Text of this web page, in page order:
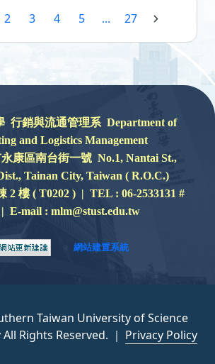
2 3 4 5 ... 27
行銷與流通管理系 Department of
and Logistics Management
永康區南台街一號 No.1, Nantai St.,
Tainan City, Taiwan ( R.O.C.)
2 樓 ( T0202 ) | TEL : 06-2533131 #
E-mail : mlm@stust.edu.tw
網站建置系統
Taiwan University of Science
Rights Reserved. ｜ Privacy Policy